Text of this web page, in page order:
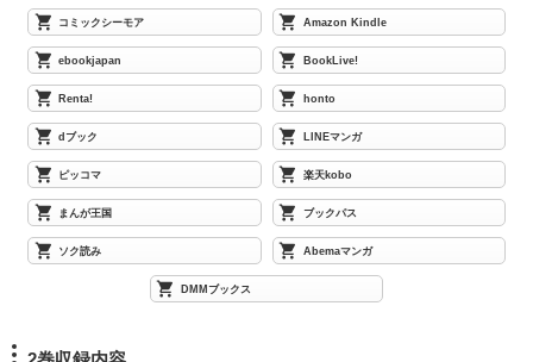
コミックシーモア Amazon Kindle
ebookjapan BookLive!
Renta! honto
dブック LINEマンガ
ピッコマ 楽天kobo
まんが王国 ブックパス
ソク読み Abemaマンガ
DMMブックス